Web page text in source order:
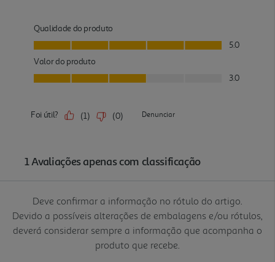
Deve confirmar a informação no rótulo do artigo.
Devido a possíveis alterações de embalagens e/ou rótulos,
deverá considerar sempre a informação que acompanha o
produto que recebe.